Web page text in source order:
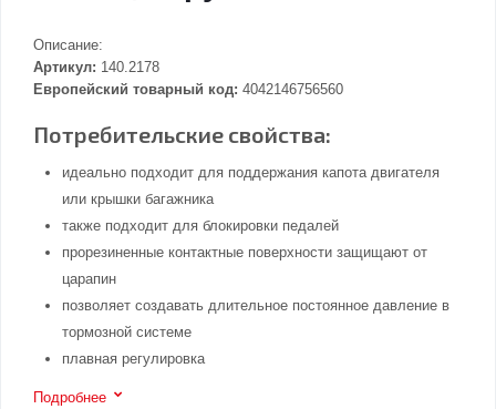
Описание:
Артикул: 140.2178
Европейский товарный код: 4042146756560
Потребительские свойства:
идеально подходит для поддержания капота двигателя
или крышки багажника
также подходит для блокировки педалей
прорезиненные контактные поверхности защищают от
царапин
позволяет создавать длительное постоянное давление в
тормозной системе
плавная регулировка
Подробнее